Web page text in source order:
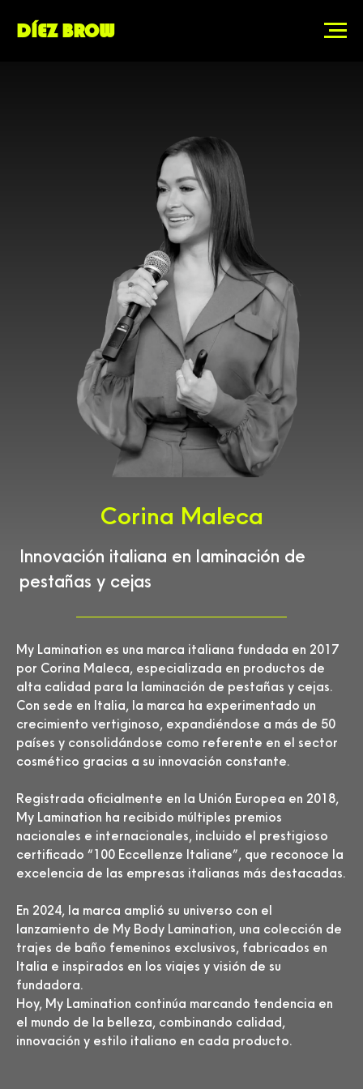
DÍEZ BROW
Corina Maleca
Innovación italiana en laminación de
pestañas y cejas
My Lamination es una marca italiana fundada en 2017
por Corina Maleca, especializada en productos de
alta calidad para la laminación de pestañas y cejas.
Con sede en Italia, la marca ha experimentado un
crecimiento vertiginoso, expandiéndose a más de 50
países y consolidándose como referente en el sector
cosmético gracias a su innovación constante.
Registrada oficialmente en la Unión Europea en 2018,
My Lamination ha recibido múltiples premios
nacionales e internacionales, incluido el prestigioso
certificado “100 Eccellenze Italiane”, que reconoce la
excelencia de las empresas italianas más destacadas.
En 2024, la marca amplió su universo con el
lanzamiento de My Body Lamination, una colección de
trajes de baño femeninos exclusivos, fabricados en
Italia e inspirados en los viajes y visión de su
fundadora.
Hoy, My Lamination continúa marcando tendencia en
el mundo de la belleza, combinando calidad,
innovación y estilo italiano en cada producto.